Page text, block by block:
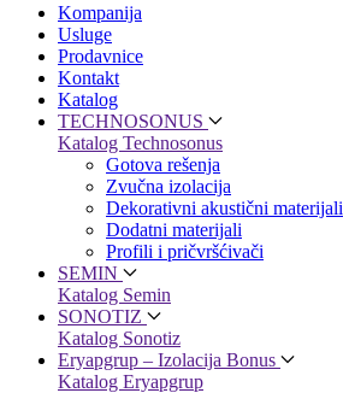
Kompanija
Usluge
Prodavnice
Kontakt
Katalog
TECHNOSONUS
Katalog Technosonus
Gotova rešenja
Zvučna izolacija
Dekorativni akustični materijali
Dodatni materijali
Profili i pričvršćivači
SEMIN
Katalog Semin
SONOTIZ
Katalog Sonotiz
Eryapgrup – Izolacija Bonus
Katalog Eryapgrup